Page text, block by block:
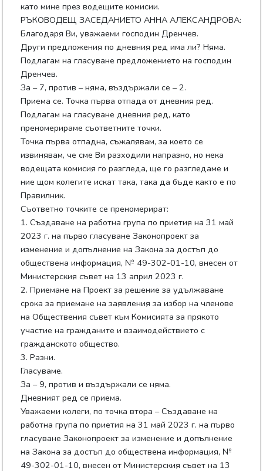
като мине през водещите комисии.
РЪКОВОДЕЩ ЗАСЕДАНИЕТО АННА АЛЕКСАНДРОВА:
Благодаря Ви, уважаеми господин Дренчев.
Други предложения по дневния ред има ли? Няма.
Подлагам на гласуване предложението на господин
Дренчев.
За – 7, против – няма, въздържали се – 2.
Приема се. Точка първа отпада от дневния ред.
Подлагам на гласуване дневния ред, като
преномерираме съответните точки.
Точка първа отпадна, съжалявам, за което се
извинявам, че сме Ви разходили напразно, но нека
водещата комисия го разгледа, ще го разгледаме и
ние щом колегите искат така, така да бъде както е по
Правилник.
Съответно точките се преномерират:
1. Създаване на работна група по приетия на 31 май
2023 г. на първо гласуване Законопроект за
изменение и допълнение на Закона за достъп до
обществена информация, № 49-302-01-10, внесен от
Министерския съвет на 13 април 2023 г.
2. Приемане на Проект за решение за удължаване
срока за приемане на заявления за избор на членове
на Обществения съвет към Комисията за прякото
участие на гражданите и взаимодействието с
гражданското общество.
3. Разни.
Гласуваме.
За – 9, против и въздържали се няма.
Дневният ред се приема.
Уважаеми колеги, по точка втора – Създаване на
работна група по приетия на 31 май 2023 г. на първо
гласуване Законопроект за изменение и допълнение
на Закона за достъп до обществена информация, №
49-302-01-10, внесен от Министерския съвет на 13